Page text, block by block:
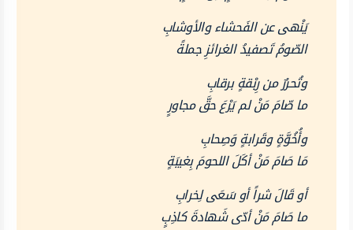
يَنْهى عن الفَحشاء والأوشابِ
الصّومُ تَصفيدُ الغرائزِ جملةً
وتُحررٌ من رِبْقةٍ برقابِ
ما صّامَ مَنْ لم يَرْعَ حقَّ مجاورٍ
وأُخُوَّةٍ وقَرابةٍ وَصِحابِ
مَا صَامَ مَنْ أكَلَ اللحومَ بِغيبَةٍ
أو قَالَ شراً أو سَعَى لِخرابِ
ما صَامَ مَنْ أدّى شَهادةَ كاذِبٍ